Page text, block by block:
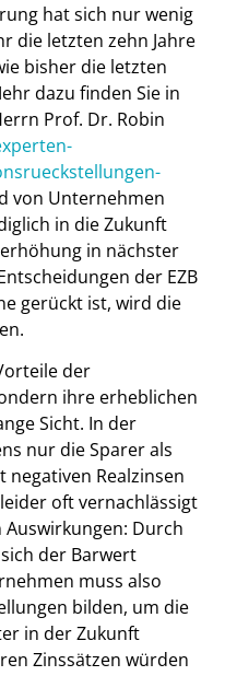
hat sich nur wenig
die letzten zehn Jahre
bisher die letzten
dazu finden Sie in
Prof. Dr. Robin
von Unternehmen
in die Zukunft
in nächster
der EZB
gerückt ist, wird die
der
ihre erheblichen
Sicht. In der
nur die Sparer als
Realzinsen
oft vernachlässigt
Durch
der Barwert
muss also
bilden, um die
in der Zukunft
Zinssätzen würden